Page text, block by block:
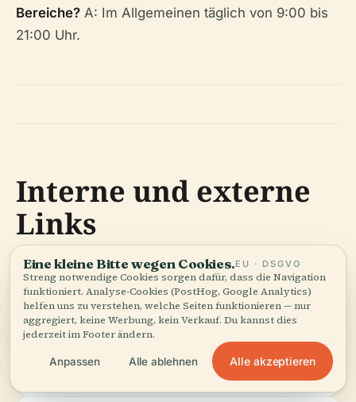
Bereiche? A: Im Allgemeinen täglich von 9:00 bis
21:00 Uhr.
Interne und externe
Links
Interne Links
Top-Attraktionen in Abu Dhabi
Eine kleine Bitte wegen Cookies.EU · DSGVO
Streng notwendige Cookies sorgen dafür, dass die Navigation
funktioniert. Analyse-Cookies (PostHog, Google Analytics)
helfen uns zu verstehen, welche Seiten funktionieren — nur
aggregiert, keine Werbung, kein Verkauf. Du kannst dies
jederzeit im Footer ändern.
Anpassen Alle ablehnen Alle akzeptieren